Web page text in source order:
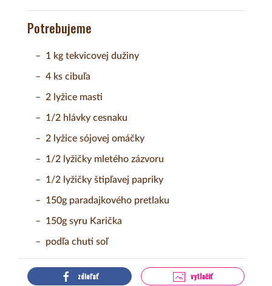
Potrebujeme
1 kg tekvicovej dužiny
4 ks cibuľa
2 lyžice masti
1/2 hlávky cesnaku
2 lyžice sójovej omáčky
1/2 lyžičky mletého zázvoru
1/2 lyžičky štipľavej papriky
150g paradajkového pretlaku
150g syru Karička
podľa chuti soľ
zdieľať vytlačiť